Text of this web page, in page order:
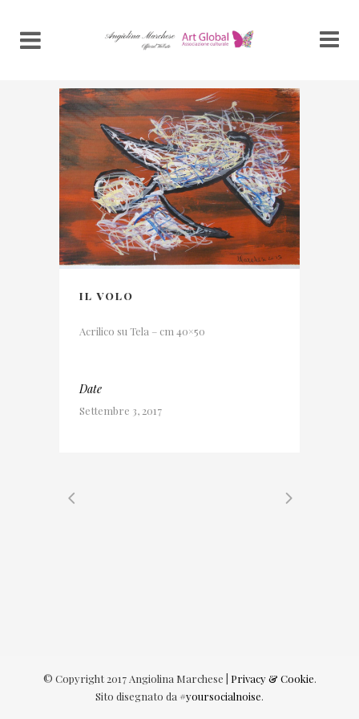
IL VOLO
Acrilico su Tela – cm 40×50
Date
Settembre 3, 2017
© Copyright 2017 Angiolina Marchese | Privacy & Cookie.
Sito disegnato da #yoursocialnoise.